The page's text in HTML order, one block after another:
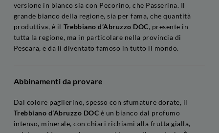
versione in bianco sia con Pecorino, che Passerina. Il
grande bianco della regione, sia per fama, che quantità
produttiva, è il Trebbiano d’Abruzzo DOC, presente in
tutta la regione, ma in particolare nella provincia di
Pescara, e da lì diventato famoso in tutto il mondo.
Abbinamenti da provare
Dal colore paglierino, spesso con sfumature dorate, il
Trebbiano d’Abruzzo DOC è un bianco dal profumo
intenso, minerale, con chiari richiami alla frutta gialla,